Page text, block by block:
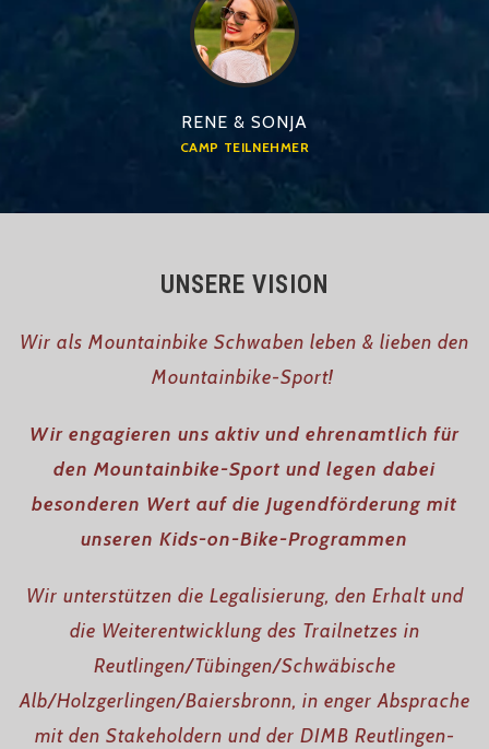
RENE & SONJA
CAMP TEILNEHMER
UNSERE VISION
Wir als Mountainbike Schwaben leben & lieben den
Mountainbike-Sport!
Wir engagieren uns aktiv und ehrenamtlich für
den Mountainbike-Sport und legen dabei
besonderen Wert auf die Jugendförderung mit
unseren Kids-on-Bike-Programmen
Wir unterstützen die Legalisierung, den Erhalt und
die Weiterentwicklung des Trailnetzes in
Reutlingen/Tübingen/Schwäbische
Alb/Holzgerlingen/Baiersbronn, in enger Absprache
mit den Stakeholdern und der DIMB Reutlingen-